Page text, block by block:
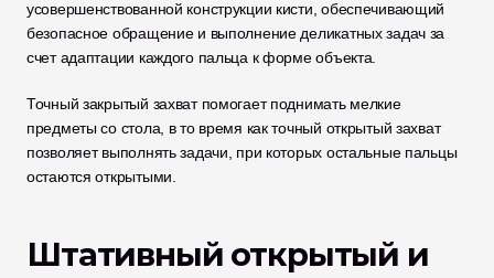
усовершенствованной конструкции кисти, обеспечивающий
безопасное обращение и выполнение деликатных задач за
счет адаптации каждого пальца к форме объекта.
Точный закрытый захват помогает поднимать мелкие
предметы со стола, в то время как точный открытый захват
позволяет выполнять задачи, при которых остальные пальцы
остаются открытыми.
Штативный открытый и